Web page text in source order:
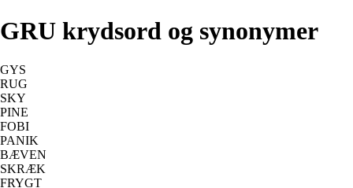
GRU krydsord og synonymer
GYS
RUG
SKY
PINE
FOBI
PANIK
BÆVEN
SKRÆK
FRYGT